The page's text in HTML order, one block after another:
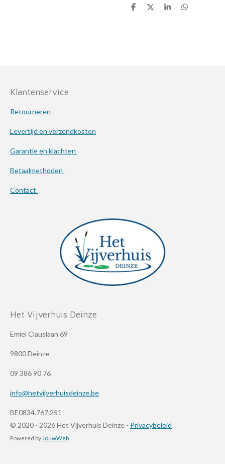
D
D
S
D
Klantenservice
Retourneren
Levertijd en verzendkosten
Garantie en klachten
Betaalmethoden
Contact
Het Vijverhuis Deinze
Emiel Clauslaan 69
9800 Deinze
09 386 90 76
info@hetvijverhuisdeinze.be
BE0834.767.251
© 2020 - 2026 Het Vijverhuis Deinze - Privacybeleid
Powered by JouwWeb